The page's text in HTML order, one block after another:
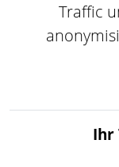
Traffic
Ihr